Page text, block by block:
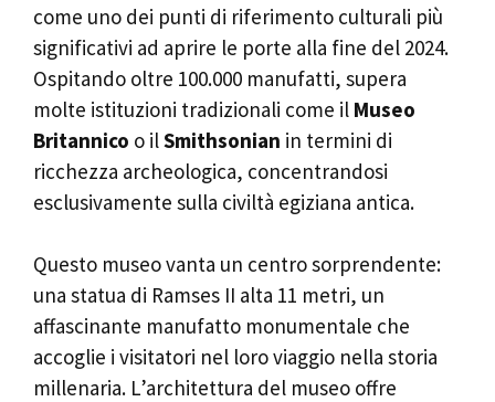
come uno dei punti di riferimento culturali più
significativi ad aprire le porte alla fine del 2024.
Ospitando oltre 100.000 manufatti, supera
molte istituzioni tradizionali come il Museo
Britannico o ilSmithsonian in termini di
ricchezza archeologica, concentrandosi
esclusivamente sulla civiltà egiziana antica.
Questo museo vanta un centro sorprendente:
una statua di Ramses II alta 11 metri, un
affascinante manufatto monumentale che
accoglie i visitatori nel loro viaggio nella storia
millenaria. L’architettura del museo offre